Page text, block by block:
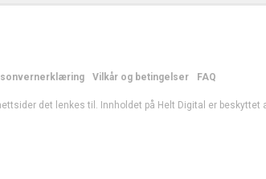
Vilkår og betingelser
FAQ
det lenkes til. Innholdet på Helt Digital er beskyttet